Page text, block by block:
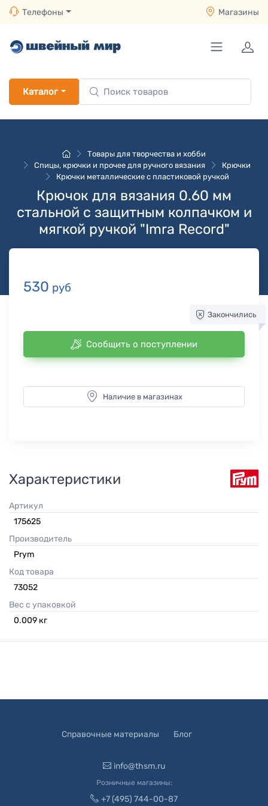
Телефоны Магазины
Каталог
Товары для творчества и хобби
Спицы, крючки и прочее для ручного вязания
Крючки
Крючки металлические с пластиковой ручкой
Крючок для вязания 0.60 мм
стальной с защитным колпачком и
мягкой ручкой "Imra Record"
530 руб
Закончились
Сообщить о поступлении
Наличие в магазинах
Характеристики
Артикул
175625
Производитель
Prym
Код товара
73052
Вес с упаковкой
0.009 кг
Справочные материалы Блог
info@thsm.ru
Розничные магазины:
+7 (495) 744-00-87